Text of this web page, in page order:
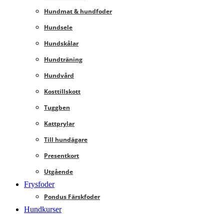
Hundmat & hundfoder
Hundsele
Hundskålar
Hundträning
Hundvård
Kosttillskott
Tuggben
Kattprylar
Till hundägare
Presentkort
Utgående
Frysfoder
Pondus Färskfoder
Hundkurser